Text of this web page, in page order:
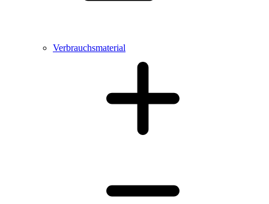
Verbrauchsmaterial